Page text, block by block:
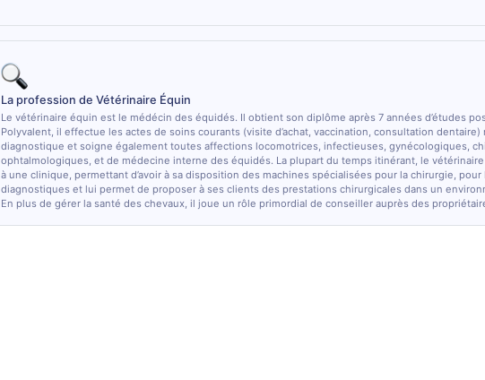
La profession de Vétérinaire Équin
Le vétérinaire équin est le médécin des équidés. Il obtient son diplôme après 7 années d’études
Polyvalent, il effectue les actes de soins courants (visite d’achat, vaccination, consultation dentaire)
diagnostique et soigne également toutes affections locomotrices, infectieuses, gynécologiques,
ophtalmologiques, et de médecine interne des équidés. La plupart du temps itinérant, le
à une clinique, permettant d’avoir à sa disposition des machines spécialisées pour la chirurgie,
diagnostiques et lui permet de proposer à ses clients des prestations chirurgicales dans un
En plus de gérer la santé des chevaux, il joue un rôle primordial de conseiller auprès des